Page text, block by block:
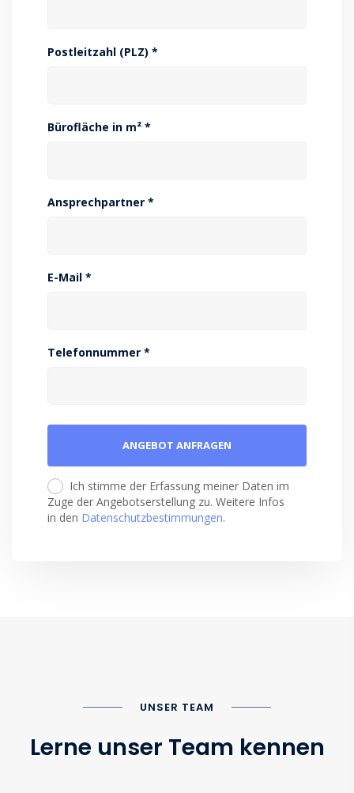
Postleitzahl (PLZ) *
Bürofläche in m² *
Ansprechpartner *
E-Mail *
Telefonnummer *
Ich stimme der Erfassung meiner Daten im
Zuge der Angebotserstellung zu. Weitere Infos
in den Datenschutzbestimmungen.
UNSER TEAM
Lerne unser Team kennen